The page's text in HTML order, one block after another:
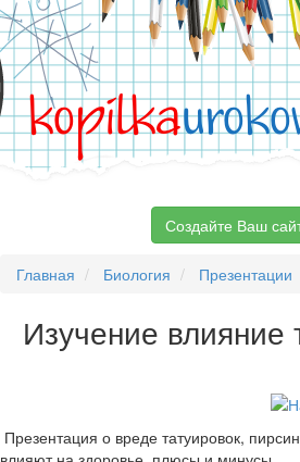
kopilka
Создайте Ваш
Главная Биология Презентации
Изучение влияние
Презентация о вреде татуировок,